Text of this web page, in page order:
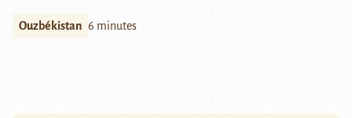
Ouzbékistan 6 minutes